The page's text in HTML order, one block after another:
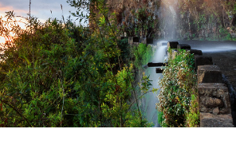
HOME
VAKANTIEHUIZEN
GALLERY
OVER ONS